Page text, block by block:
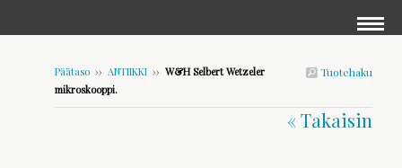
Tuotehaku
Päätaso ›› ANTIIKKI ›› W&H Selbert Wetzeler
mikroskooppi.
« Takaisin